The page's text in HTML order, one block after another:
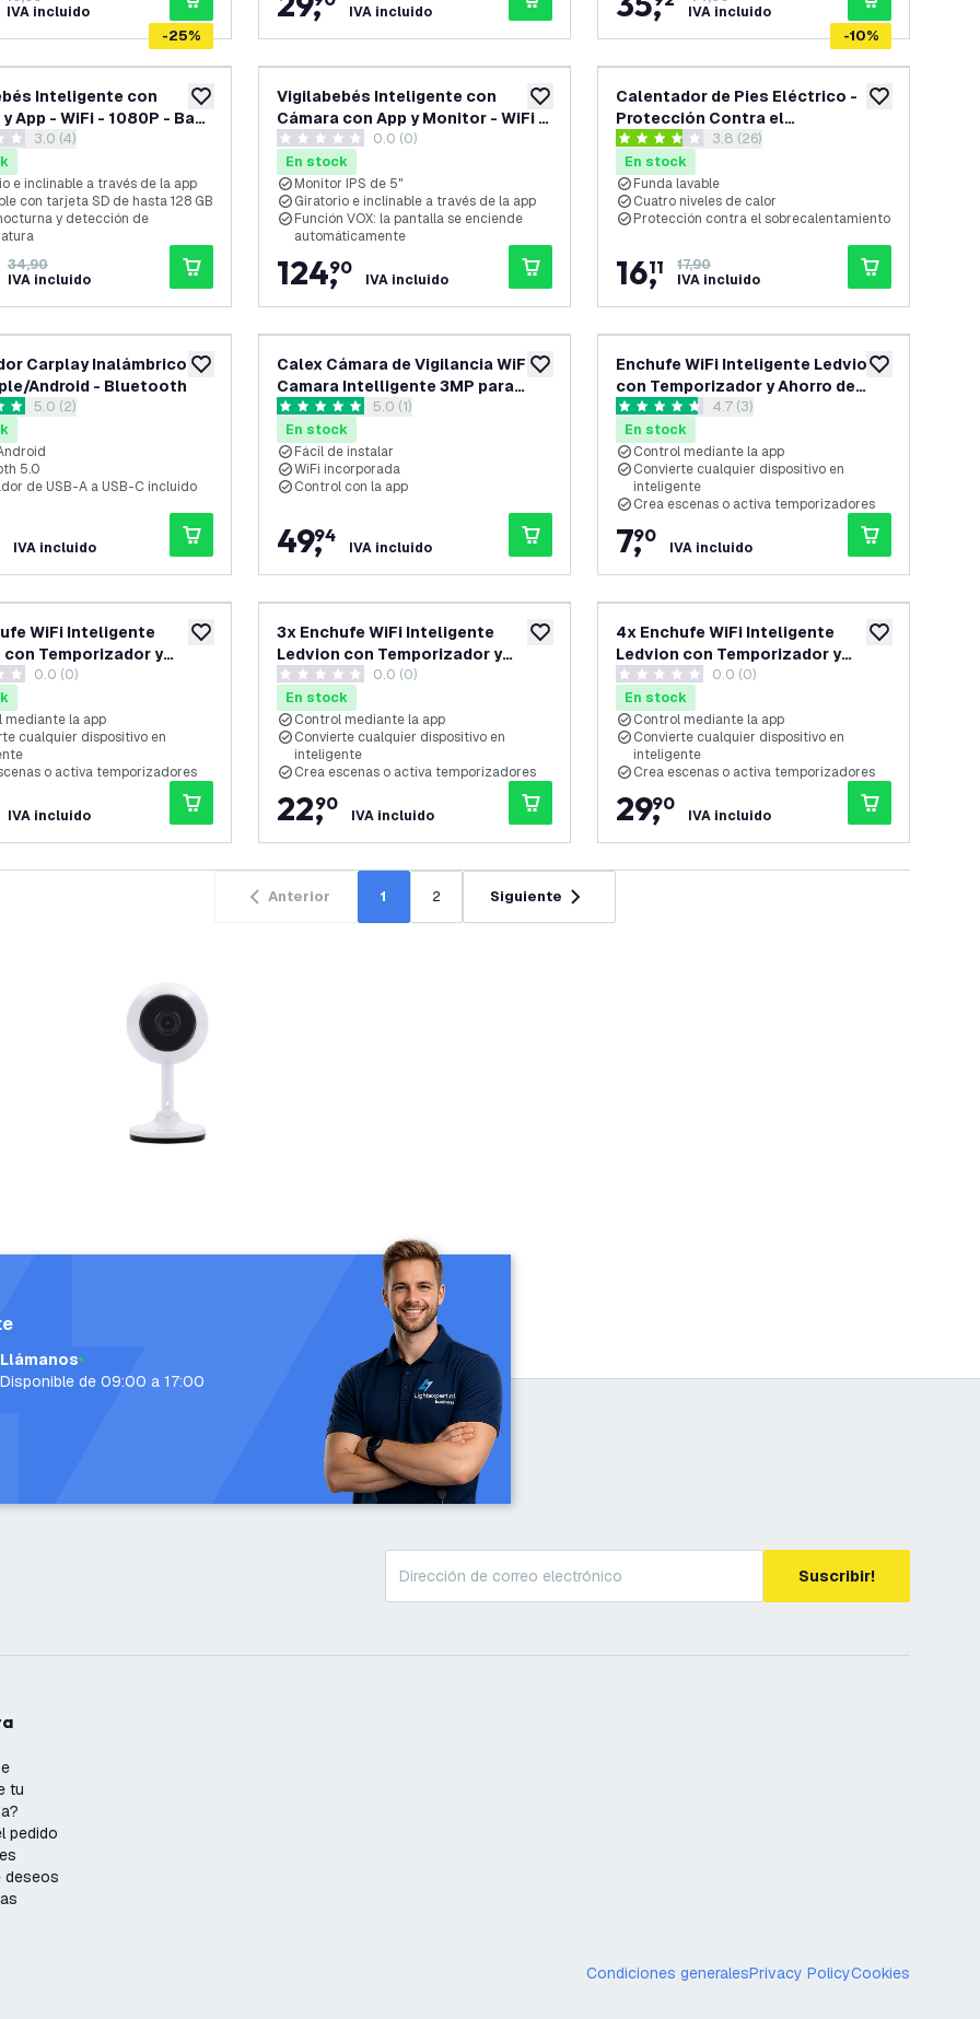
IVA incluido
IVA incluido
IVA incluido
añadir a lista de deseos
-25%
Inteligente con
App - WiFi - 1080P - Baby
abrir el panel de reseñas
puntuación
3.0 (4)
e inclinable a través de la app
con tarjeta SD de hasta 128 GB
y detección de
34,90
IVA incluido
añadir a lista de deseos
Vigilabebés Inteligente con
Cámara con App y Monitor - WiFi -
1080P
0 estrellas de puntuación
0.0 (0)
En stock
Monitor IPS de 5"
Giratorio e inclinable a través de la app
Función VOX: la pantalla se enciende
automáticamente
124,
90
IVA incluido
añadir a lista
-10%
Calentador de Pies Eléctrico -
Protección Contra el
Sobrecalentamiento - Funda
Interior Lavable - 4 Niveles de
Calor - Gris
abrir el panel de reseñas
3.8 estrellas de puntuación
3.8 (26)
En stock
Funda lavable
Cuatro niveles de calor
Protección contra el sobrecalentamiento
16,
11
17,90
IVA incluido
añadir a lista de deseos
Carplay Inalámbrico
Android - Bluetooth
abrir el panel de reseñas
puntuación
5.0 (2)
5.0
de USB-A a USB-C incluido
IVA incluido
añadir a lista de deseos
Calex Cámara de Vigilancia WiFi -
Camara Intelligente 3MP para
Casa - Soporte ONVIF
abrir el panel de reseñas
5 estrellas de puntuación
5.0 (1)
En stock
Fácil de instalar
WiFi incorporada
Control con la app
49,
94
IVA incluido
añadir a lista
Enchufe WiFi Inteligente Ledvion
con Temporizador y Ahorro de
Energía - Enchufe Inteligente - App
Calex - Control por Voz - Negro
abrir el panel de reseñas
4.7 estrellas de puntuación
4.7 (3)
En stock
Control mediante la app
Convierte cualquier dispositivo en
inteligente
Crea escenas o activa temporizadores
7,
90
IVA incluido
añadir a lista de deseos
WiFi Inteligente
con Temporizador y
Energía - Enchufe
- App Calex - Control
Negro
de puntuación
0.0 (0)
mediante la app
cualquier dispositivo en
o activa temporizadores
IVA incluido
añadir a lista de deseos
3x Enchufe WiFi Inteligente
Ledvion con Temporizador y
Ahorro de Energía - Enchufe
Inteligente - App Calex - Control
por Voz - Negro
0 estrellas de puntuación
0.0 (0)
En stock
Control mediante la app
Convierte cualquier dispositivo en
inteligente
Crea escenas o activa temporizadores
22,
90
IVA incluido
añadir a lista
4x Enchufe WiFi Inteligente
Ledvion con Temporizador y
Ahorro de Energía - Enchufe
Inteligente - App Calex - Control
por Voz - Negro
0 estrellas de puntuación
0.0 (0)
En stock
Control mediante la app
Convierte cualquier dispositivo en
inteligente
Crea escenas o activa temporizadores
29,
90
IVA incluido
Anterior 1 2 Siguiente
Llámanos
Disponible de 09:00 a 17:00
Suscribir!
tu
pedido
deseos
Condiciones generalesPrivacy PolicyCookies